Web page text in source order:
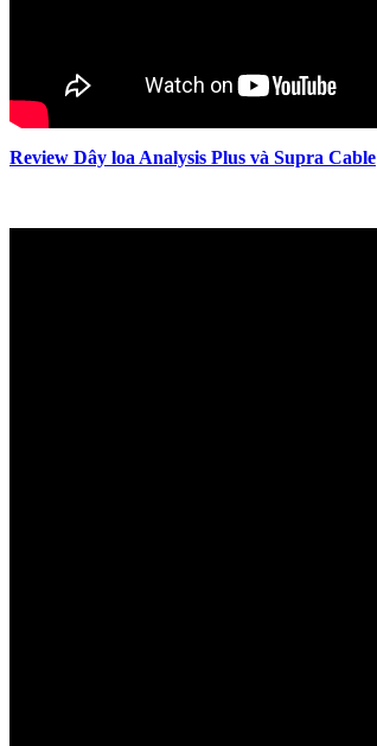
Review Dây loa Analysis Plus và Supra Cable